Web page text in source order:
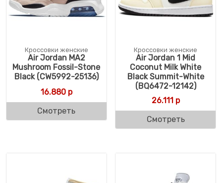
Кроссовки женские
Air Jordan MA2
Mushroom Fossil-Stone
Black (CW5992-25136)
16.880р
Смотреть
Кроссовки женские
Air Jordan 1 Mid
Coconut Milk White
Black Summit-White
(BQ6472-12142)
26.111р
Смотреть